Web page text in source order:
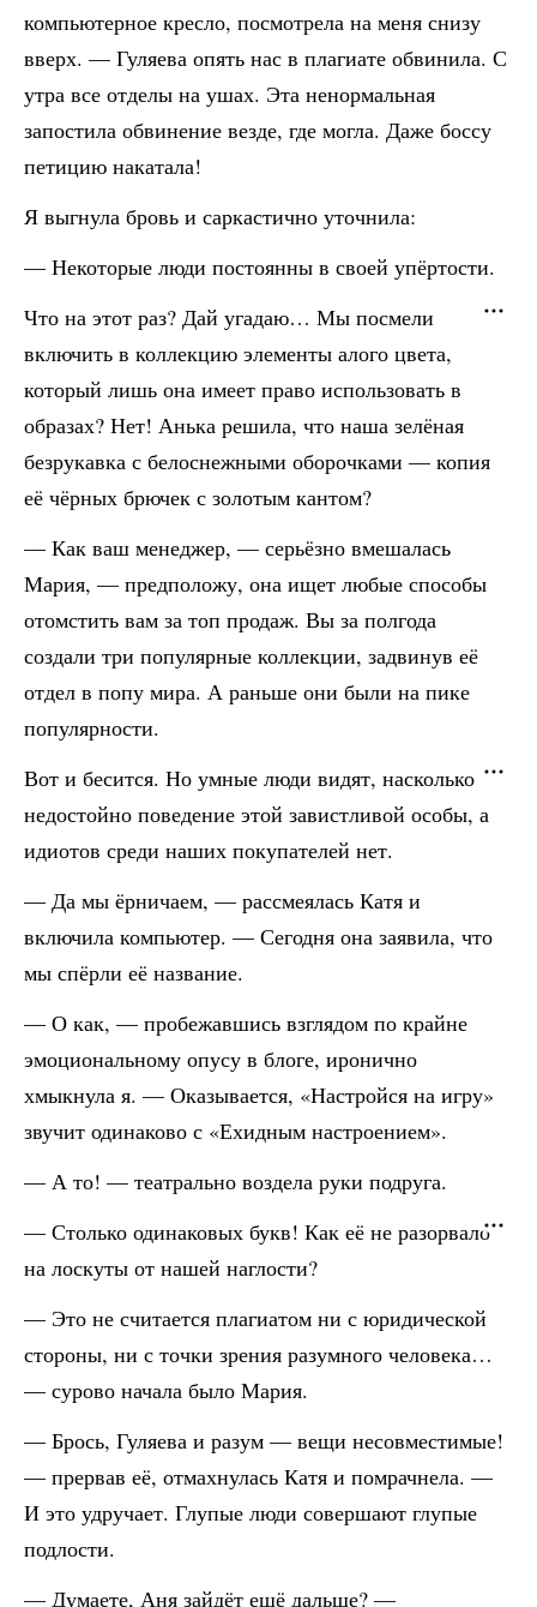
компьютерное кресло, посмотрела на меня снизу
вверх. — Гуляева опять нас в плагиате обвинила. С
утра все отделы на ушах. Эта ненормальная
запостила обвинение везде, где могла. Даже боссу
петицию накатала!
Я выгнула бровь и саркастично уточнила:
— Некоторые люди постоянны в своей упёртости.
Что на этот раз? Дай угадаю… Мы посмели
включить в коллекцию элементы алого цвета,
который лишь она имеет право использовать в
образах? Нет! Анька решила, что наша зелёная
безрукавка с белоснежными оборочками — копия
её чёрных брючек с золотым кантом?
— Как ваш менеджер, — серьёзно вмешалась
Мария, — предположу, она ищет любые способы
отомстить вам за топ продаж. Вы за полгода
создали три популярные коллекции, задвинув её
отдел в попу мира. А раньше они были на пике
популярности.
Вот и бесится. Но умные люди видят, насколько
недостойно поведение этой завистливой особы, а
идиотов среди наших покупателей нет.
— Да мы ёрничаем, — рассмеялась Катя и
включила компьютер. — Сегодня она заявила, что
мы спёрли её название.
— О как, — пробежавшись взглядом по крайне
эмоциональному опусу в блоге, иронично
хмыкнула я. — Оказывается, «Настройся на игру»
звучит одинаково с «Ехидным настроением».
— А то! — театрально воздела руки подруга.
— Столько одинаковых букв! Как её не разорвало
на лоскуты от нашей наглости?
— Это не считается плагиатом ни с юридической
стороны, ни с точки зрения разумного человека…
— сурово начала было Мария.
— Брось, Гуляева и разум — вещи несовместимые!
— прервав её, отмахнулась Катя и помрачнела. —
И это удручает. Глупые люди совершают глупые
подлости.
— Думаете, Аня зайдёт ещё дальше? —